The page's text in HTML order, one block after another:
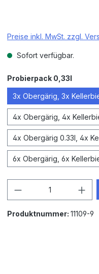
Preise inkl. MwSt. zzgl.
Sofort verfügbar.
Probierpack 0,33l
3x Obergärig, 3x
4x Obergärig, 4x
4x Obergärig 0.33l, 4x
6x Obergärig, 6x
Produkt
Produktnummer: 11109-9